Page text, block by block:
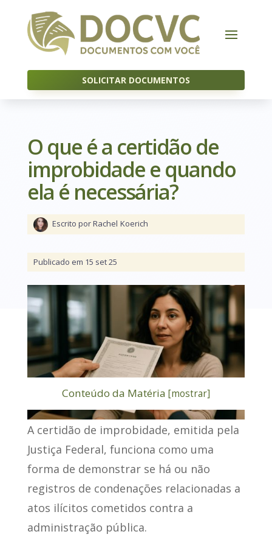
SOLICITAR DOCUMENTOS
O que é a certidão de
improbidade e quando
ela é necessária?
Escrito por Rachel Koerich
Publicado em 15 set 25
Conteúdo da Matéria [mostrar]
A certidão de improbidade, emitida pela
Justiça Federal, funciona como uma
forma de demonstrar se há ou não
registros de condenações relacionadas a
atos ilícitos cometidos contra a
administração pública.